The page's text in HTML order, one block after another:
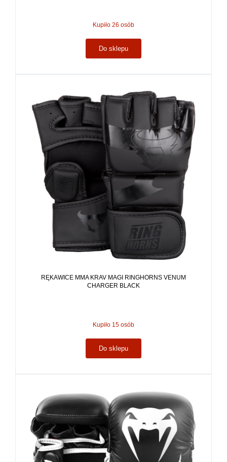
Kupiło 26 osób
Do sklepu
RĘKAWICE MMA KRAV MAGI RINGHORNS VENUM
CHARGER BLACK
Kupiło 15 osób
Do sklepu